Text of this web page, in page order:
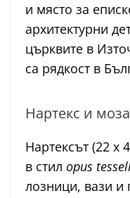
и място за
архитектурни
църквите в
са рядкост в
Нартекс и
Нартексът (22 x
в стил opus
лозници, вази и